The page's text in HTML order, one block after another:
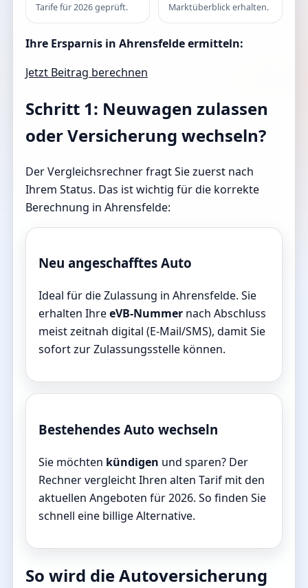
Tarife für 2026 geprüft. Marktüberblick erhalten.
Ihre Ersparnis in Ahrensfelde ermitteln:
Jetzt Beitrag berechnen
Schritt 1: Neuwagen zulassen
oder Versicherung wechseln?
Der Vergleichsrechner fragt Sie zuerst nach
Ihrem Status. Das ist wichtig für die korrekte
Berechnung in Ahrensfelde:
Neu angeschafftes Auto
Ideal für die Zulassung in Ahrensfelde. Sie
erhalten IhreeVB-Nummer nach Abschluss
meist zeitnah digital (E-Mail/SMS), damit Sie
sofort zur Zulassungsstelle können.
Bestehendes Auto wechseln
Sie möchten kündigen und sparen? Der
Rechner vergleicht Ihren alten Tarif mit den
aktuellen Angeboten für 2026. So finden Sie
schnell eine billige Alternative.
So wird die Autoversicherung